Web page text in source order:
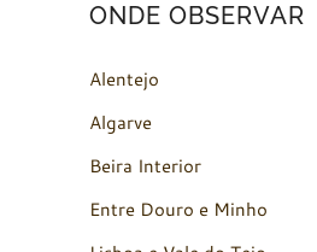
ONDE OBSERVAR
Alentejo
Algarve
Beira Interior
Entre Douro e Minho